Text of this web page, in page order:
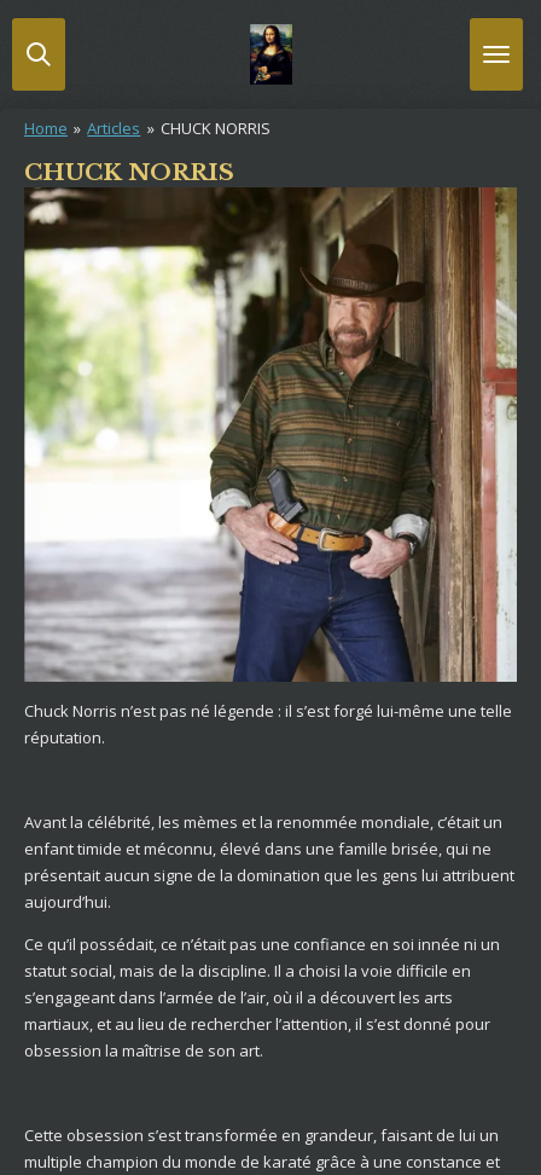
Passer
au
Home » Articles » CHUCK NORRIS
CHUCK NORRIS
Chuck Norris n’est pas né légende : il s’est forgé lui-même une telle
réputation.
Avant la célébrité, les mèmes et la renommée mondiale, c’était un
enfant timide et méconnu, élevé dans une famille brisée, qui ne
présentait aucun signe de la domination que les gens lui attribuent
aujourd’hui.
Ce qu’il possédait, ce n’était pas une confiance en soi innée ni un
statut social, mais de la discipline. Il a choisi la voie difficile en
s’engageant dans l’armée de l’air, où il a découvert les arts
martiaux, et au lieu de rechercher l’attention, il s’est donné pour
obsession la maîtrise de son art.
Cette obsession s’est transformée en grandeur, faisant de lui un
multiple champion du monde de karaté grâce à une constance et